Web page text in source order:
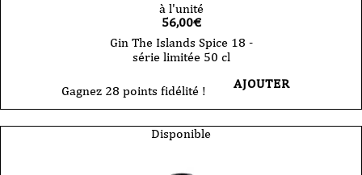
à l'unité
56,00€
Gin The Islands Spice 18 -
série limitée 50 cl
Gagnez 28 points fidélité ! AJOUTER
Disponible